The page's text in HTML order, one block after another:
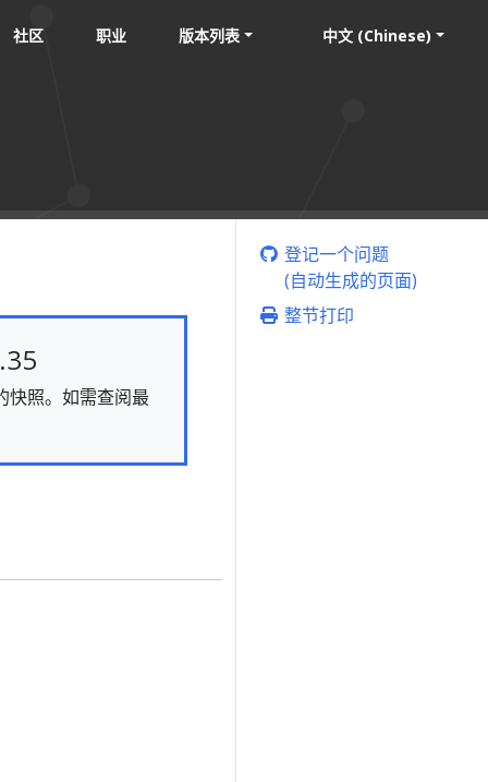
社区 职业 版本列表 中文 (Chinese)
登记一个问题
(自动生成的页面)
整节打印
快照。如需查阅最